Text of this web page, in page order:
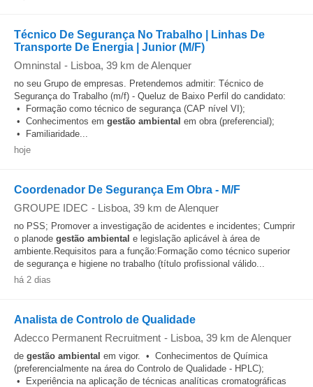
Técnico De Segurança No Trabalho | Linhas De
Transporte De Energia | Junior (M/F)
Omninstal - Lisboa, 39 km de Alenquer
no seu Grupo de empresas. Pretendemos admitir: Técnico de
Segurança do Trabalho (m/f) - Queluz de Baixo Perfil do candidato:
• Formação como técnico de segurança (CAP nível VI);
• Conhecimentos em gestão ambiental em obra (preferencial);
• Familiaridade...
hoje
Coordenador De Segurança Em Obra - M/F
GROUPE IDEC - Lisboa, 39 km de Alenquer
no PSS; Promover a investigação de acidentes e incidentes; Cumprir
o planode gestão ambiental e legislação aplicável à área de
ambiente.Requisitos para a função:Formação como técnico superior
de segurança e higiene no trabalho (título profissional válido...
há 2 dias
Analista de Controlo de Qualidade
Adecco Permanent Recruitment - Lisboa, 39 km de Alenquer
de gestão ambiental em vigor. • Conhecimentos de Química
(preferencialmente na área do Controlo de Qualidade - HPLC);
• Experiência na aplicação de técnicas analíticas cromatográficas